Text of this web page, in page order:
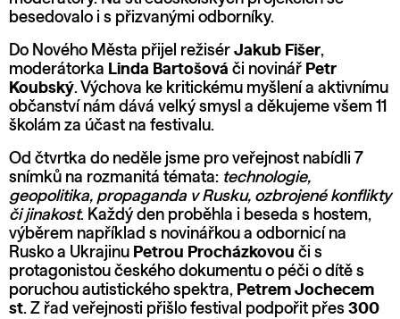
besedovalo i s přizvanými odborníky.
Do Nového Města přijel režisér Jakub Fišer,
moderátorka Linda Bartošová či novinář Petr
Koubský. Výchova ke kritickému myšlení a aktivnímu
občanství nám dává velký smysl a děkujeme všem 11
školám za účast na festivalu.
Od čtvrtka do neděle jsme pro veřejnost nabídli 7
snímků na rozmanitá témata: technologie,
geopolitika, propaganda v Rusku, ozbrojené konflikty
či jinakost. Každý den proběhla i beseda s hostem,
výběrem například s novinářkou a odbornicí na
Rusko a Ukrajinu Petrou Procházkovou či s
protagonistou českého dokumentu o péči o dítě s
poruchou autistického spektra, Petrem Jochecem
st. Z řad veřejnosti přišlo festival podpořit přes 300